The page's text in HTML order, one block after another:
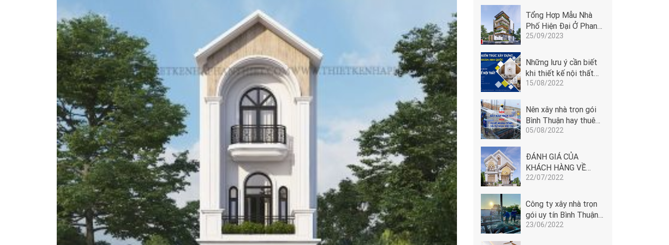
Tổng Hợp Mẫu Nhà
Phố Hiện Đại Ở Phan
Thiết - Bình Thuận
25/09/2023
Những lưu ý cần biết
khi thiết kế nội thất
Phan Thiết
15/08/2022
Nên xây nhà trọn gói
Bình Thuận hay thuê
nhân công và tự mua
05/08/2022
ĐÁNH GIÁ CỦA
KHÁCH HÀNG VỀ
ĐOÀN ANH QUỐC
22/07/2022
Công ty xây nhà trọn
gói uy tín Bình Thuận -
Đoàn Anh Quốc
23/06/2022